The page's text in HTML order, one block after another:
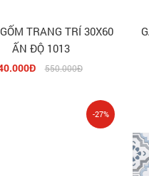
TRANG TRÍ 30X60
ẤN ĐỘ 1013
550.000Đ
-27%